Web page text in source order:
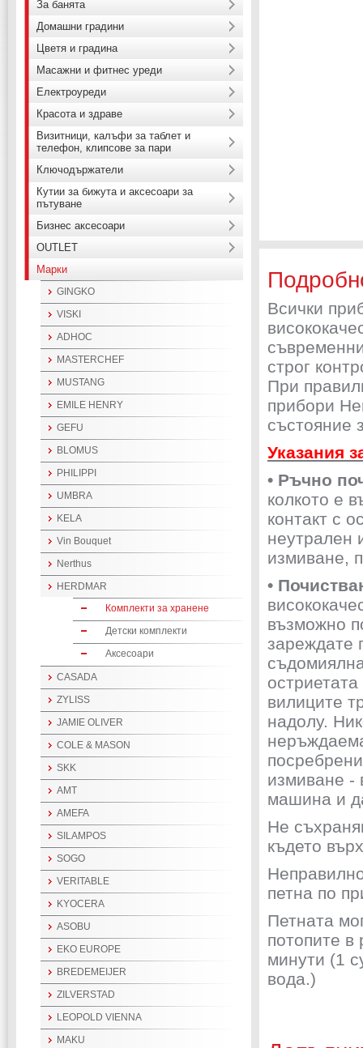
Всички
строг
При
прибори
състояние
Указания
• Ръчно
колкото е
контакт с
неутрален
измиване,
•
възможно
зареждате
вилиците
надолу.
измиване -
машина и
Не
където
петна по
Петната
потопите в
минути (1
вода.)
За банята
Домашни градини
Цветя и градина
Масажни и фитнес уреди
Електроуреди
Красота и здраве
Визитници, калъфи за таблет и
телефон, клипсове за пари
Ключодържатели
Кутии за бижута и аксесоари за
пътуване
Бизнес аксесоари
OUTLET
Марки
GINGKO
VISKI
ADHOC
MASTERCHEF
MUSTANG
EMILE HENRY
GEFU
BLOMUS
PHILIPPI
UMBRA
KELA
Vin Bouquet
Nerthus
HERDMAR
Комплекти за хранене
Детски комплекти
Аксесоари
CASADA
ZYLISS
JAMIE OLIVER
COLE & MASON
SKK
AMT
AMEFA
SILAMPOS
SOGO
VERITABLE
KYOCERA
ASOBU
EKO EUROPE
BREDEMEIJER
ZILVERSTAD
LEOPOLD VIENNA
MAKU